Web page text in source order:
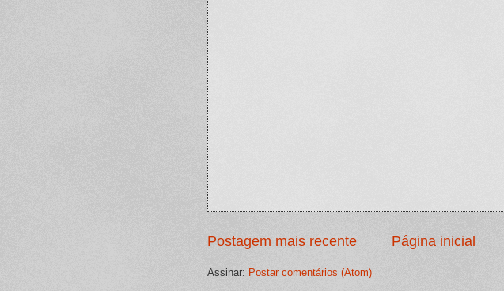
Postagem mais recente Página inicial
Assinar: Postar comentários (Atom)